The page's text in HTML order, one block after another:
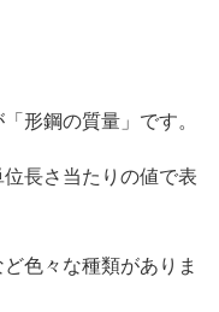
形鋼の質量」です。
長さ当たりの値で表
色々な種類がありま